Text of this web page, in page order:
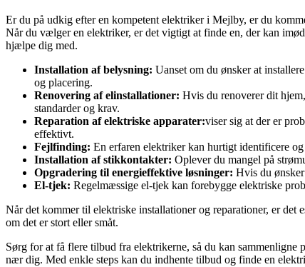
Er du på udkig efter en kompetent elektriker i Mejlby, er du
Når du vælger en elektriker, er det vigtigt at finde en, der kan
hjælpe dig med.
Installation af belysning: Uanset om du ønsker at
og placering.
Renovering af elinstallationer: Hvis du renoverer dit
standarder og krav.
Reparation af elektriske apparater:viser sig at der er
effektivt.
Fejlfinding: En erfaren elektriker kan hurtigt identificere
Installation af stikkontakter: Oplever du mangel på
Opgradering til energieffektive løsninger: Hvis du
El-tjek: Regelmæssige el-tjek kan forebygge elektriske
Når det kommer til elektriske installationer og reparationer, er
om det er stort eller småt.
Sørg for at få flere tilbud fra elektrikerne, så du kan
nær dig. Med enkle steps kan du indhente tilbud og finde en